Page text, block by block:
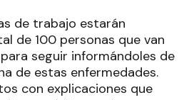
de trabajo estarán
de 100 personas que van
seguir informándoles de
de estas enfermedades.
con explicaciones que